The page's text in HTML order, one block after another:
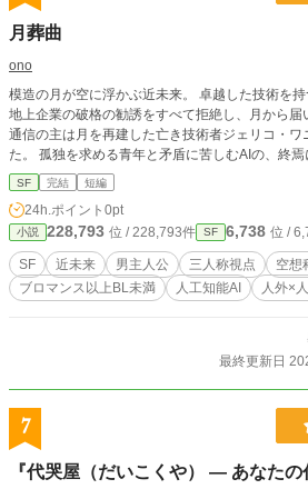
月葬曲
ono
模造の月が空に浮かぶ近未来。 卓越した技術を
地上企業の破格の勧誘をすべて拒絶し、月から届
通信の主は月を再建した亡き技術者ジェリコ・
た。 孤独を求める青年と矛盾に苦しむAIの、終焉
SF 完結 短編
24h.ポイント 0pt
小説 228,793 位 / 228,793件 SF 6,738 位 /
SF 近未来 男主人公 三人称視点 空想
ブロマンス以上BL未満
人工知能AI 人外×
最終更新日
7
『代哭屋（だいこくや） ― あなたの